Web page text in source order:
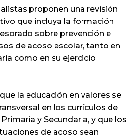
proponen una revisión
que incluya la formación
sobre prevención e
de acoso escolar, tanto en
como en su ejercicio
la educación en valores se
en los currículos de
y Secundaria, y que los
de acoso sean